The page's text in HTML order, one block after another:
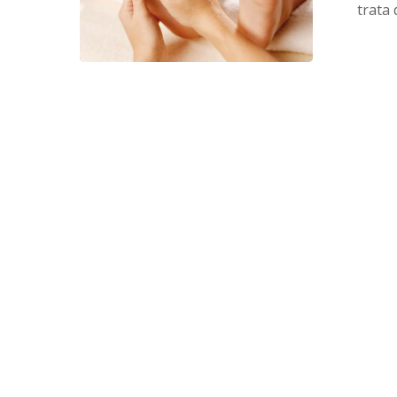
trata